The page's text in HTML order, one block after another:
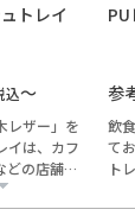
トレイ
込
レザー」を
イは、カフ
どの店舗備
店祝いや法
適な一品で
参
飲
て
ト
上
ね